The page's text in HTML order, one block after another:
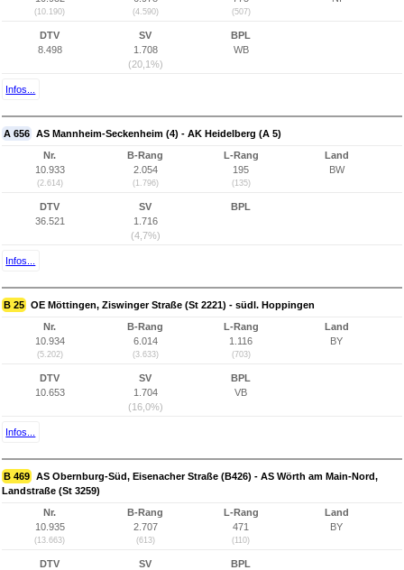
(10.190) (4.590) (507)
DTV
8.498
SV
1.708
(20,1%)
BPL
WB
Infos...
A 656 AS Mannheim-Seckenheim (4) - AK Heidelberg (A 5)
Nr.
10.933
(2.614)
B-Rang
2.054
(1.796)
L-Rang
195
(135)
Land
BW
DTV
36.521
SV
1.716
(4,7%)
BPL
Infos...
B 25 OE Möttingen, Ziswinger Straße (St 2221) - südl. Hoppingen
Nr.
10.934
(5.202)
B-Rang
6.014
(3.633)
L-Rang
1.116
(703)
Land
BY
DTV
10.653
SV
1.704
(16,0%)
BPL
VB
Infos...
B 469 AS Obernburg-Süd, Eisenacher Straße (B426) - AS Wörth am Main-Nord,
Landstraße (St 3259)
Nr.
10.935
(13.663)
B-Rang
2.707
(613)
L-Rang
471
(110)
Land
BY
DTV
SV
BPL